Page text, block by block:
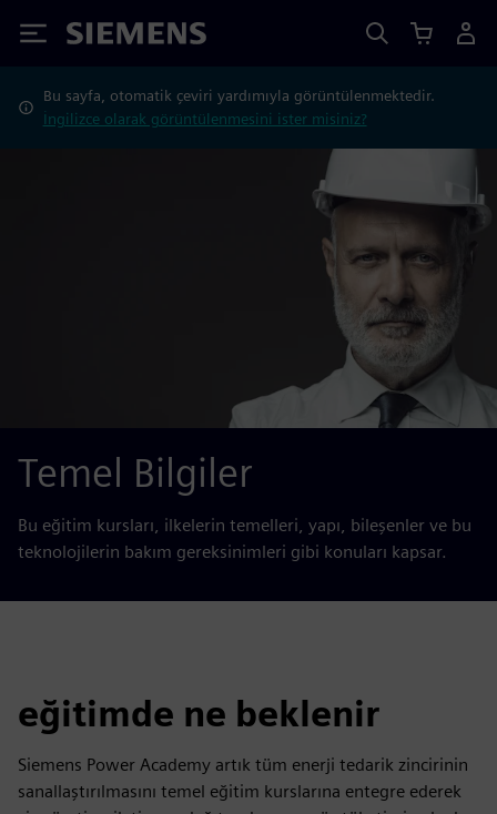
Siemens
Bu sayfa, otomatik çeviri yardımıyla görüntülenmektedir.
İngilizce olarak görüntülenmesini ister misiniz?
Temel Bilgiler
Bu eğitim kursları, ilkelerin temelleri, yapı, bileşenler ve bu
teknolojilerin bakım gereksinimleri gibi konuları kapsar.
eğitimde ne beklenir
Siemens Power Academy artık tüm enerji tedarik zincirinin
sanallaştırılmasını temel eğitim kurslarına entegre ederek